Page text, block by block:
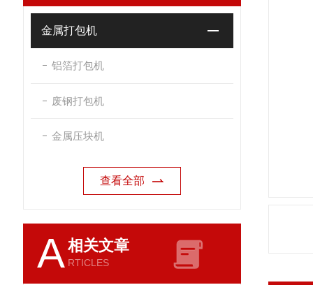
金属打包机
铝箔打包机
废钢打包机
金属压块机
查看全部
A相关文章
RTICLES